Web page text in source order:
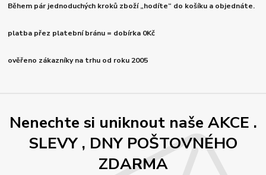
Během pár jednoduchých kroků zboží „hodíte“ do košíku a objednáte.
platba přez platební bránu = dobírka 0Kč
ověřeno zákazníky na trhu od roku 2005
Nenechte si uniknout naše AKCE .
SLEVY , DNY POŠTOVNÉHO
ZDARMA